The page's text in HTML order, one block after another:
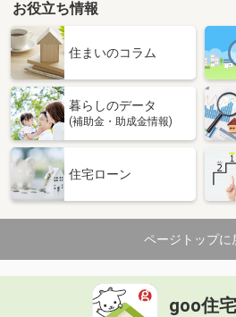
お役立ち情報
住まいのコラム
暮らしのデータ
(補助金・助成金情報)
住宅ローン
ページトップに
goo住